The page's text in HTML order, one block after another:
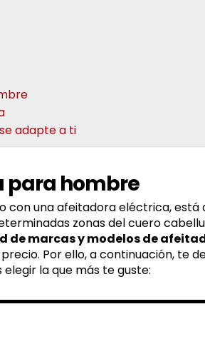
adapte a ti
para hombre
con una afeitadora eléctrica, está
zonas del cuero
de marcas y modelos de
Por ello, a continuación, te
la que más te guste: